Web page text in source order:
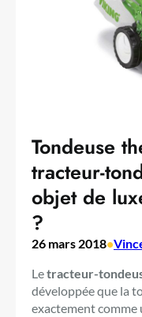
Tondeuse
tracteur-
objet de
?
26 mars 2018•
Letracteur-
développée que la
exactement